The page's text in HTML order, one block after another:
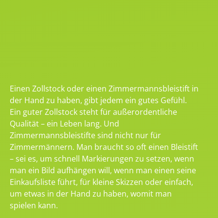
Einen Zollstock oder einen Zimmermannsbleistift in
der Hand zu haben, gibt jedem ein gutes Gefühl.
Ein guter Zollstock steht für außerordentliche
Qualität – ein Leben lang. Und
Zimmermannsbleistifte sind nicht nur für
Zimmermännern. Man braucht so oft einen Bleistift
– sei es, um schnell Markierungen zu setzen, wenn
man ein Bild aufhängen will, wenn man einen seine
Einkaufsliste führt, für kleine Skizzen oder einfach,
um etwas in der Hand zu haben, womit man
spielen kann.